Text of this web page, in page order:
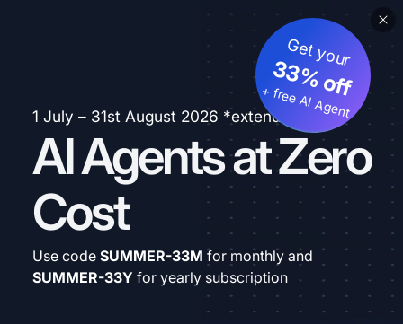
1 July – 31st August 2026 *extended
AI Agents at Zero
Cost
Get your
33% off
+ free AI Agent
Use code SUMMER-33M for monthly and
SUMMER-33Y for yearly subscription